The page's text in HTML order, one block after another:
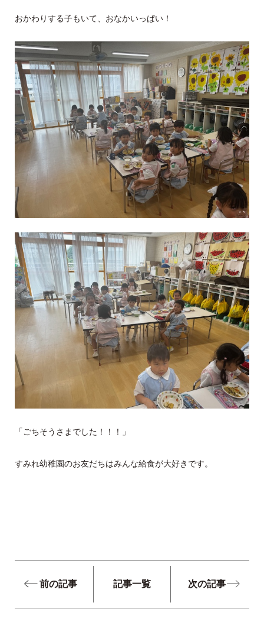
おかわりする子もいて、おなかいっぱい！
「ごちそうさまでした！！！」
すみれ幼稚園のお友だちはみんな給食が大好きです。
前の記事 記事一覧 次の記事